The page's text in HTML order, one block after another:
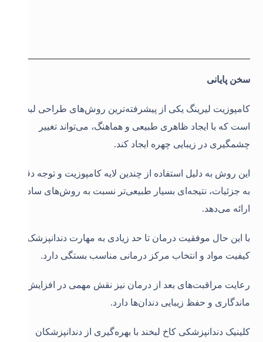
سخن پایانی
کامپوزیت لیرینگ یکی از پیشرفته‌ترین روش‌های طراحی لبخند
است که با ایجاد ظاهری طبیعی و هماهنگ، می‌تواند تغییر
چشمگیری در زیبایی چهره ایجاد کند.
این روش به دلیل استفاده از چندین لایه کامپوزیت و توجه دقیق
به جزئیات، نتیجه‌ای بسیار طبیعی‌تر نسبت به روش‌های ساده‌تر
ارائه می‌دهد.
با این حال موفقیت درمان تا حد زیادی به مهارت دندانپزشک،
کیفیت مواد و انتخاب مرکز درمانی مناسب بستگی دارد.
رعایت مراقبت‌های بعد از درمان نیز نقش مهمی در افزایش
ماندگاری و حفظ زیبایی دندان‌ها دارد.
کلینیک دندانپزشکی کاخ لبخند با بهره‌گیری از دندانپزشکان